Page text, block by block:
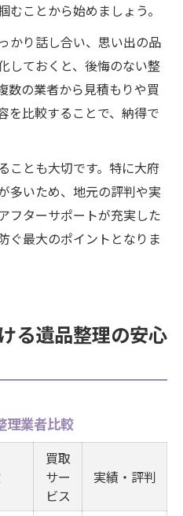
むことから始めましょう。
かり話し合い、思い出の品
しておくと、後悔のない整
数の業者から見積もりや買
を比較することで、納得で
ことも大切です。特に大府
多いため、地元の評判や実
フターサポートが充実した
ぐ最大のポイントとなりま
る遺品整理の安心
理業者比較
買取
サー
ビス
実績・評判